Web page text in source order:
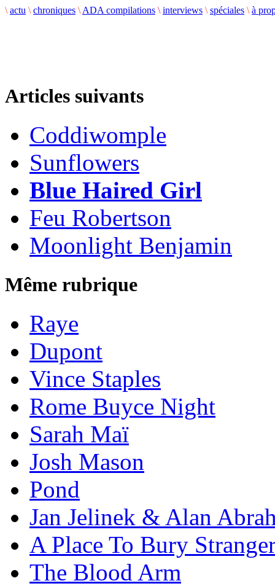
\ actu \ chroniques \ ADA compilations \ interviews \ spéciales \ à
Articles suivants
Coddiwomple
Sunflowers
Blue Haired Girl
Feu Robertson
Moonlight Benjamin
Même rubrique
Raye
Dupont
Vince Staples
Rome Buyce Night
Sarah Maï
Josh Mason
Pond
Jan Jelinek & Alan
A Place To Bury
The Blood Arm